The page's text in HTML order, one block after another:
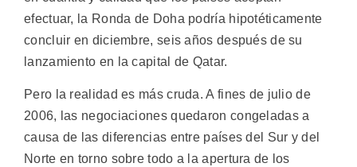
efectuar, la Ronda de Doha podría hipotéticamente
concluir en diciembre, seis años después de su
lanzamiento en la capital de Qatar.
Pero la realidad es más cruda. A fines de julio de
2006, las negociaciones quedaron congeladas a
causa de las diferencias entre países del Sur y del
Norte en torno sobre todo a la apertura de los